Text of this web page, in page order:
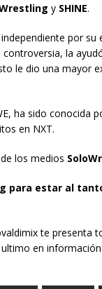
y SHINE.
por
la
le dio una mayor
ha sido conocida
en NXT.
los medios
estar al
te presenta
en